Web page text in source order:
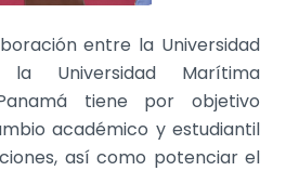
entre la Universidad
Universidad Marítima
tiene por objetivo
académico y estudiantil
así como potenciar el